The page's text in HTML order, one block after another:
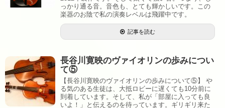
っかり通る音。音色も、とても輝かしいです。この
楽器のお陰で私の演奏レベルは飛躍中です。
記事を読む
長谷川寛映のヴァイオリンの歩みについ
て⑤
【長谷川寛映のヴァイオリンの歩みについて⑤】 や
る気のある生徒は、大抵ロビーに遅くても10分前に
到着しています。そして、私が「部屋に入っても良
いよ！」と伝えるのを待っています。ギリギリ来た